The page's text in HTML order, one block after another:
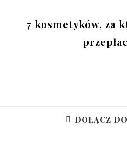
7 kosmetyków, za
DOŁĄCZ